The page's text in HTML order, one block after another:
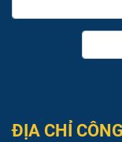
ĐỊA CHỈ